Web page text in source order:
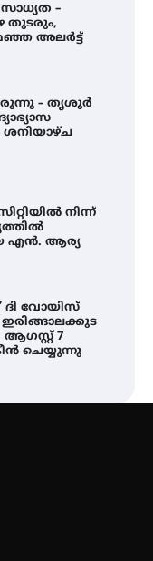
–
തുടരും,
അലർട്ട്
– തൃശൂർ
നിന്ന്
എൻ. ആര്യ
ദി വോയിസ്
7
ചെയ്യുന്നു